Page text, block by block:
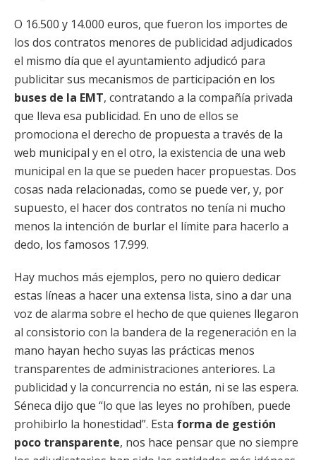
O 16.500 y 14.000 euros, que fueron los importes de
los dos contratos menores de publicidad adjudicados
el mismo día que el ayuntamiento adjudicó para
publicitar sus mecanismos de participación en los
buses de la EMT, contratando a la compañía privada
que lleva esa publicidad. En uno de ellos se
promociona el derecho de propuesta a través de la
web municipal y en el otro, la existencia de una web
municipal en la que se pueden hacer propuestas. Dos
cosas nada relacionadas, como se puede ver, y, por
supuesto, el hacer dos contratos no tenía ni mucho
menos la intención de burlar el límite para hacerlo a
dedo, los famosos 17.999.
Hay muchos más ejemplos, pero no quiero dedicar
estas líneas a hacer una extensa lista, sino a dar una
voz de alarma sobre el hecho de que quienes llegaron
al consistorio con la bandera de la regeneración en la
mano hayan hecho suyas las prácticas menos
transparentes de administraciones anteriores. La
publicidad y la concurrencia no están, ni se las espera.
Séneca dijo que “lo que las leyes no prohíben, puede
prohibirlo la honestidad”. Esta forma de gestión
poco transparente, nos hace pensar que no siempre